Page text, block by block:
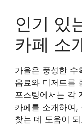
인기 있
카페 소
가을은 풍성한 수
음료와 디저트를
포스팅에서는 각
카페를 소개하여,
찾는 데 도움이